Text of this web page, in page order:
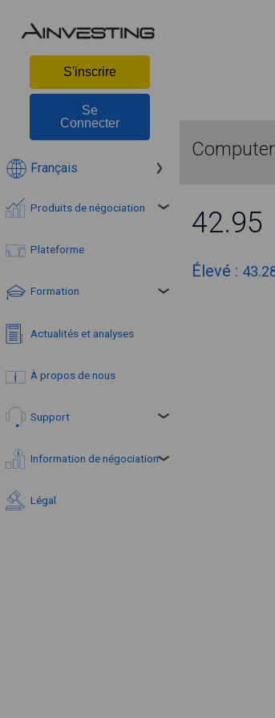
S'inscrire
Se
Connecter
Français
Produits de négociation
Plateforme
Formation
Actualités et analyses
À propos de nous
Support
Information de négociation
Légal
42.95
Élevé :